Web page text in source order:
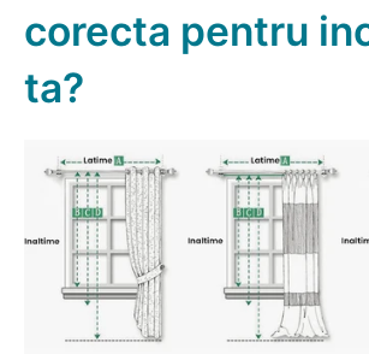
corecta pentru
ta?